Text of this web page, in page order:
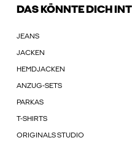
DAS KÖNNTE DICH
JEANS
JACKEN
HEMDJACKEN
ANZUG-SETS
PARKAS
T-SHIRTS
ORIGINALS STUDIO